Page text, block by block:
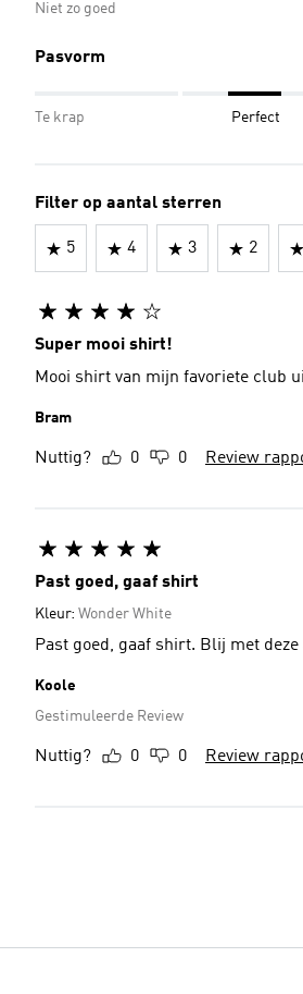
Niet zo goed
Pasvorm
Te krap Perfect
Filter op aantal sterren
5 4 3 2
Super mooi shirt!
Mooi shirt van mijn favoriete club
Bram
Nuttig? 0 0 Review
Past goed, gaaf shirt
Kleur: Wonder White
Past goed, gaaf shirt. Blij met
Koole
Gestimuleerde Review
Nuttig? 0 0 Review